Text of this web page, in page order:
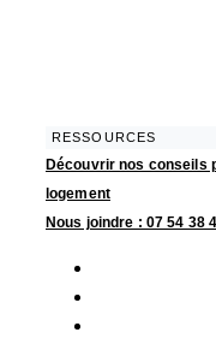
content
RESSOURCES
Découvrir nos conseils
logement
Nous joindre : 07 54 38